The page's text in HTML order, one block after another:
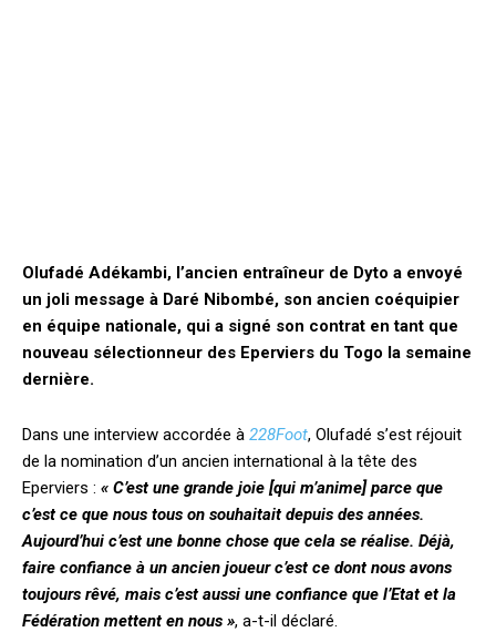
Olufadé Adékambi, l’ancien entraîneur de Dyto a envoyé
un joli message à Daré Nibombé, son ancien coéquipier
en équipe nationale, qui a signé son contrat en tant que
nouveau sélectionneur des Eperviers du Togo la semaine
dernière.
Dans une interview accordée à 228Foot, Olufadé s’est réjouit
de la nomination d’un ancien international à la tête des
Eperviers : « C’est une grande joie [qui m’anime] parce que
c’est ce que nous tous on souhaitait depuis des années.
Aujourd’hui c’est une bonne chose que cela se réalise. Déjà,
faire confiance à un ancien joueur c’est ce dont nous avons
toujours rêvé, mais c’est aussi une confiance que l’Etat et la
Fédération mettent en nous », a-t-il déclaré.